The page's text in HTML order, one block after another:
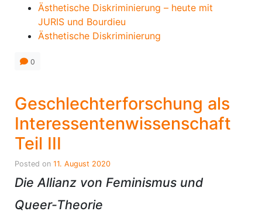
Ästhetische Diskriminierung – heute mit
JURIS und Bourdieu
Ästhetische Diskriminierung
0
Geschlechterforschung als
Interessentenwissenschaft
Teil III
Posted on 11. August 2020
Die Allianz von Feminismus und
Queer-Theorie